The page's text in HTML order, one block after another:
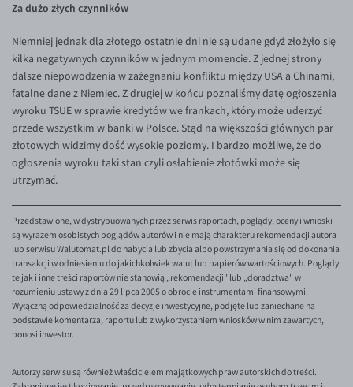
EUR/HUF
EUR/ILS
EUR/JPY
EUR/NZD
EUR/SGD
EUR/TRY
GBP/USD
USD/CHF
GBP/CHF
Za dużo złych czynników
Niemniej jednak dla złotego ostatnie dni nie są udane gdyż złożyło się
kilka negatywnych czynników w jednym momencie. Z jednej strony
dalsze niepowodzenia w zażegnaniu konfliktu między USA a Chinami,
fatalne dane z Niemiec. Z drugiej w końcu poznaliśmy datę ogłoszenia
wyroku TSUE w sprawie kredytów we frankach, który może uderzyć
przede wszystkim w banki w Polsce. Stąd na większości głównych par
złotowych widzimy dość wysokie poziomy. I bardzo możliwe, że do
ogłoszenia wyroku taki stan czyli osłabienie złotówki może się
utrzymać.
Przedstawione, w dystrybuowanych przez serwis raportach, poglądy, oceny i wnioski
są wyrazem osobistych poglądów autorów i nie mają charakteru rekomendacji autora
lub serwisu Walutomat.pl do nabycia lub zbycia albo powstrzymania się od dokonania
transakcji w odniesieniu do jakichkolwiek walut lub papierów wartościowych. Poglądy
te jak i inne treści raportów nie stanowią „rekomendacji" lub „doradztwa" w
rozumieniu ustawy z dnia 29 lipca 2005 o obrocie instrumentami finansowymi.
Wyłączną odpowiedzialność za decyzje inwestycyjne, podjęte lub zaniechane na
podstawie komentarza, raportu lub z wykorzystaniem wniosków w nim zawartych,
ponosi inwestor.
Autorzy serwisu są również właścicielem majątkowych praw autorskich do treści.